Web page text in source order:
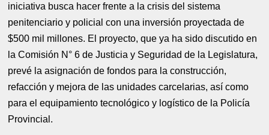
iniciativa busca hacer frente a la crisis del sistema
penitenciario y policial con una inversión proyectada de
$500 mil millones. El proyecto, que ya ha sido discutido en
la Comisión N° 6 de Justicia y Seguridad de la Legislatura,
prevé la asignación de fondos para la construcción,
refacción y mejora de las unidades carcelarias, así como
para el equipamiento tecnológico y logístico de la Policía
Provincial.